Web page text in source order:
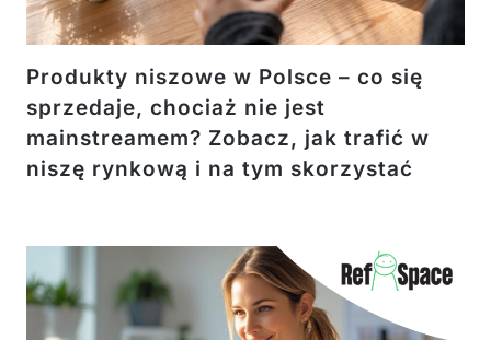
Produkty niszowe w Polsce – co się
sprzedaje, chociaż nie jest
mainstreamem? Zobacz, jak trafić w
niszę rynkową i na tym skorzystać